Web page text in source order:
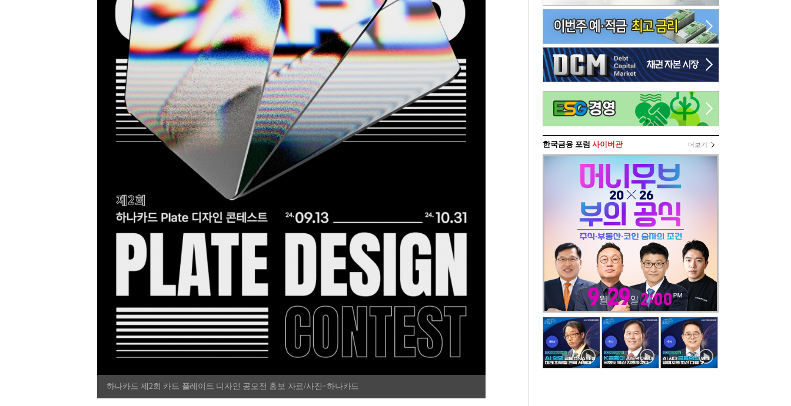
하나카드 제2회 카드 플레이트 디자인 공모전 홍보 자료/사진=하나카드
한국금융 포럼 사이버관 더보기